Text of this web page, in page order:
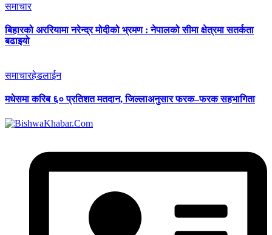
समाचार
बिहारको अररियामा नरेन्द्र मोदीको भ्रमण : नेपालको सीमा क्षेत्रमा सतर्कता
बढाइयो
समाचारहेडलाईन
मधेसमा करिब ६० प्रतिशत मतदान, जिल्लाअनुसार फरक–फरक सहभागिता